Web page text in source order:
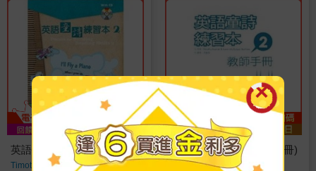
英語童詩練習本2(書＋1CD)
Timothy Rasinski著
英語童詩練習本2(教師手冊)
Timothy Rasinski著